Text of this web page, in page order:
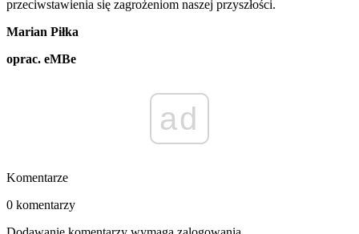
przeciwstawienia się zagrożeniom naszej przyszłości.
Marian Piłka
oprac. eMBe
ad
Komentarze
0 komentarzy